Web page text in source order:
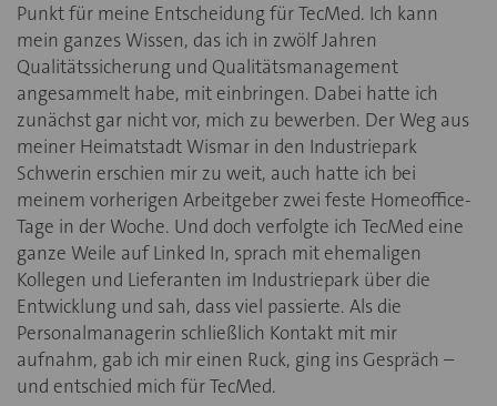
Punkt für meine Entscheidung für TecMed. Ich kann
mein ganzes Wissen, das ich in zwölf Jahren
Qualitätssicherung und Qualitätsmanagement
angesammelt habe, mit einbringen. Dabei hatte ich
zunächst gar nicht vor, mich zu bewerben. Der Weg aus
meiner Heimatstadt Wismar in den Industriepark
Schwerin erschien mir zu weit, auch hatte ich bei
meinem vorherigen Arbeitgeber zwei feste Homeoffice-
Tage in der Woche. Und doch verfolgte ich TecMed eine
ganze Weile auf Linked In, sprach mit ehemaligen
Kollegen und Lieferanten im Industriepark über die
Entwicklung und sah, dass viel passierte. Als die
Personalmanagerin schließlich Kontakt mit mir
aufnahm, gab ich mir einen Ruck, ging ins Gespräch –
und entschied mich für TecMed.